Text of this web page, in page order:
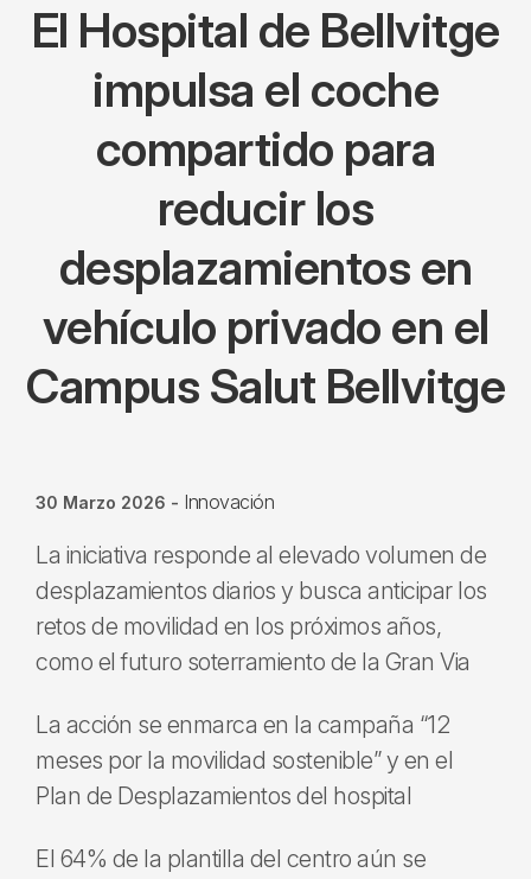
El Hospital de Bellvitge
impulsa el coche
compartido para
reducir los
desplazamientos en
vehículo privado en el
Campus Salut Bellvitge
30 Marzo 2026 - Innovación
La iniciativa responde al elevado volumen de
desplazamientos diarios y busca anticipar los
retos de movilidad en los próximos años,
como el futuro soterramiento de la Gran Via
La acción se enmarca en la campaña “12
meses por la movilidad sostenible” y en el
Plan de Desplazamientos del hospital
El 64% de la plantilla del centro aún se